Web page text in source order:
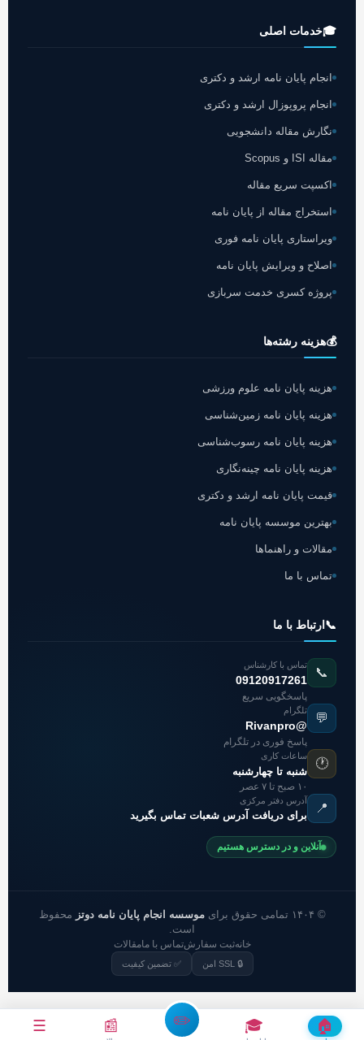
🏠
🎓
✏️
📰
☰
🎓خدمات اصلی
انجام پایان نامه ارشد و دکتری
انجام پروپوزال ارشد و دکتری
نگارش مقاله دانشجویی
مقاله ISI و Scopus
اکسپت سریع مقاله
استخراج مقاله از پایان نامه
ویراستاری پایان نامه فوری
اصلاح و ویرایش پایان نامه
پروژه کسری خدمت سربازی
💰هزینه رشته‌ها
هزینه پایان نامه علوم ورزشی
هزینه پایان نامه زمین‌شناسی
هزینه پایان نامه رسوب‌شناسی
هزینه پایان نامه چینه‌نگاری
قیمت پایان نامه ارشد و دکتری
بهترین موسسه پایان نامه
مقالات و راهنماها
تماس با ما
📞 ارتباط با ما
📞
تماس با کارشناس
09120917261
پاسخگویی سریع
💬
تلگرام
@Rivanpro
پاسخ فوری در تلگرام
🕐
ساعات کاری
شنبه تا چهارشنبه
۱۰ صبح تا ۷ عصر
📍
آدرس دفتر مرکزی
برای دریافت آدرس شعبات تماس بگیرید
آنلاین و در دسترس هستیم
© ۱۴۰۴ تمامی حقوق برای موسسه انجام پایان نامه دوتز
محفوظ
است.
خانهثبت سفارشتماس با مامقالات
🔒 SSL امن ✅ تضمین کیفیت